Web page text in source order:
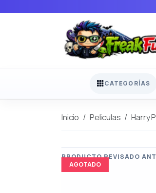
CATEGORÍAS
Inicio Peliculas Harry
AGOTADO